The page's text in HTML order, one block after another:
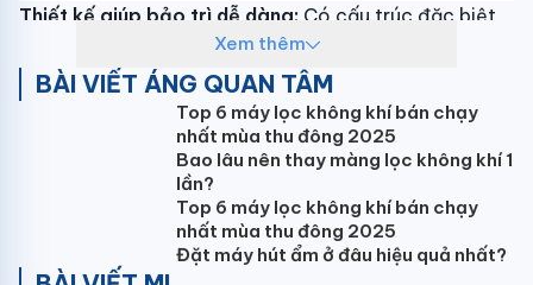
Thiết kế giúp bảo trì dễ dàng: Có cấu trúc đặc biệt
đơn giản cho phép dễ dàng kiểm tra và bảo trì khi
cần thiết. Bảng điều khiển nằm một bên cho phép
nhanh chóng kiểm tra các bộ phận bên trong. Ống
dẫn nước với các cực magie nằm ở đáy bình chứa nên
dễ dàng thay thế, kéo dài tuổi thọ của thiết bị.
Bền vượt trội với thanh đốt đồng:Đồng là kim loại
đặc biệt với ưu điểm kéo dài tuổi thọ của thanh đốt:
Xem thêm
BÀI VIẾT ÁNG QUAN TÂM
Top 6 máy lọc không khí bán chạy
nhất mùa thu đông 2025
Bao lâu nên thay màng lọc không khí 1
lần?
Top 6 máy lọc không khí bán chạy
nhất mùa thu đông 2025
Đặt máy hút ẩm ở đâu hiệu quả nhất?